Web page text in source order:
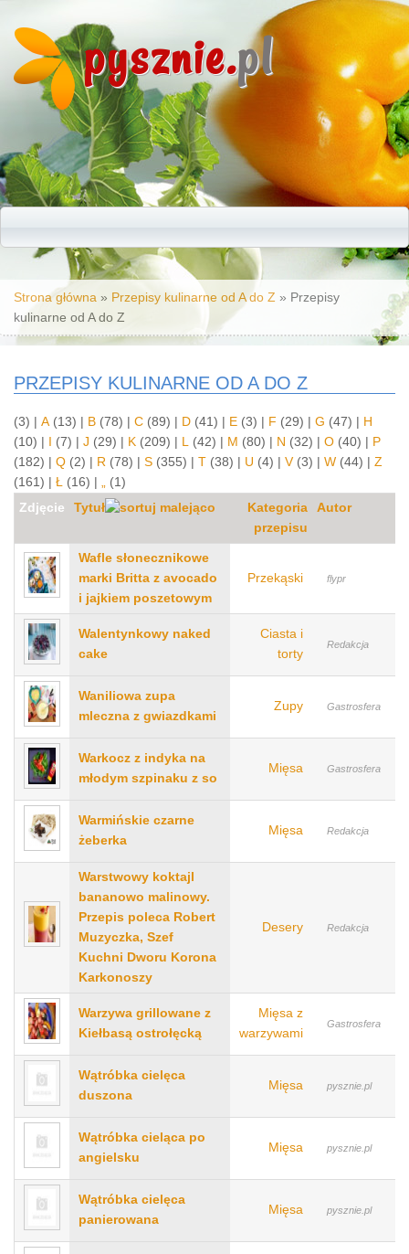
pysznie.pl
Jesteś tutaj
Strona główna » Przepisy kulinarne od A do Z » Przepisy
kulinarne od A do Z
PRZEPISY KULINARNE OD A DO Z
(3) A(13) B (78) C (89) D (41) E (3) F (29) G (47)
H
(10)
(7) J (29) K (209) L (42) M (80) N (32) O (40)
P
(182)
Q (2) R (78) S (355) T (38) U (4) V(3) W (44)
Z
(161)
Ł (16) „ (1)
Zdjęcie
Tytuł
Kategoria
przepisu
Autor
Wafle słonecznikowe
marki Britta z avocado
i jajkiem poszetowym
Przekąski flypr
Walentynkowy naked
cake
Ciasta i
torty
Redakcja
Waniliowa zupa
mleczna z gwiazdkami
Zupy Gastrosfera
Warkocz z indyka na
młodym szpinaku z so
Mięsa Gastrosfera
Warmińskie czarne
żeberka
Mięsa Redakcja
Warstwowy koktajl
bananowo malinowy.
Przepis poleca Robert
Muzyczka, Szef
Kuchni Dworu Korona
Karkonoszy
Desery Redakcja
Warzywa grillowane z
Kiełbasą ostrołęcką
Mięsa z
warzywami
Gastrosfera
Wątróbka cielęca
duszona
Mięsa pysznie.pl
Wątróbka cieląca po
angielsku
Mięsa pysznie.pl
Wątróbka cielęca
panierowana
Mięsa pysznie.pl